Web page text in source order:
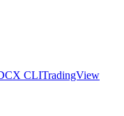
CLITradingView